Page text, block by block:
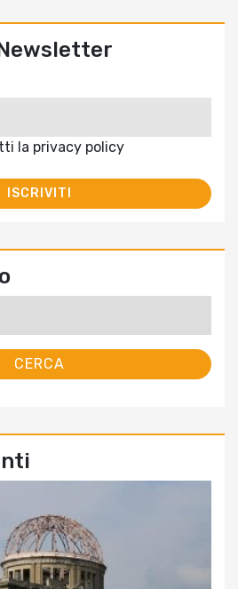
la privacy policy